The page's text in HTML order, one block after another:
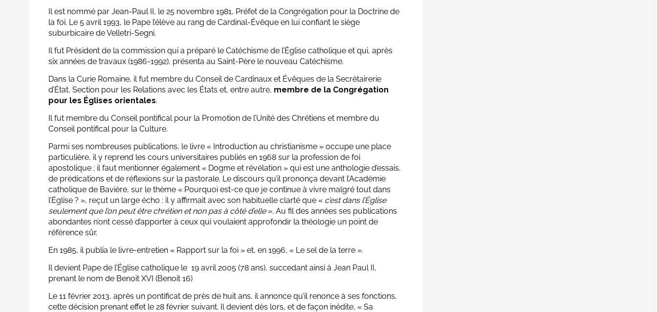
Il est nommé par Jean-Paul II, le 25 novembre 1981, Préfet de la Congrégation pour la Doctrine de
la foi. Le 5 avril 1993, le Pape l’élève au rang de Cardinal-Évêque en lui confiant le siège
suburbicaire de Velletri-Segni.
Il fut Président de la commission qui a préparé le Catéchisme de l’Église catholique et qui, après
six années de travaux (1986-1992), présenta au Saint-Père le nouveau Catéchisme.
Dans la Curie Romaine, il fut membre du Conseil de Cardinaux et Évêques de la Secrétairerie
d’État, Section pour les Relations avec les États et, entre autre, membre de la Congrégation
pour les Églises orientales.
Il fut membre du Conseil pontifical pour la Promotion de l’Unité des Chrétiens et membre du
Conseil pontifical pour la Culture.
Parmi ses nombreuses publications, le livre « Introduction au christianisme » occupe une place
particulière, il y reprend les cours universitaires publiés en 1968 sur la profession de foi
apostolique ; il faut mentionner également « Dogme et révélation » qui est une anthologie d’essais,
de prédications et de réflexions sur la pastorale. Le discours qu’il prononça devant l’Académie
catholique de Bavière, sur le thème « Pourquoi est-ce que je continue à vivre malgré tout dans
l’Église ? », reçut un large écho : il y affirmait avec son habituelle clarté que « c’est dans l’Église
seulement que l’on peut être chrétien et non pas à côté d’elle». Au fil des années ses publications
abondantes n’ont cessé d’apporter à ceux qui voulaient approfondir la théologie un point de
référence sûr.
En 1985, il publia le livre-entretien « Rapport sur la foi » et, en 1996, « Le sel de la terre ».
Il devient Pape de l’Église catholique le 19 avril 2005 (78 ans), succedant ainsi à Jean Paul II,
prenant le nom de Benoit XVI (Benoit 16)
Le 11 février 2013, après un pontificat de près de huit ans, il annonce qu’il renonce à ses fonctions,
cette décision prenant effet le 28 février suivant. Il devient dès lors, et de façon inédite, « Sa